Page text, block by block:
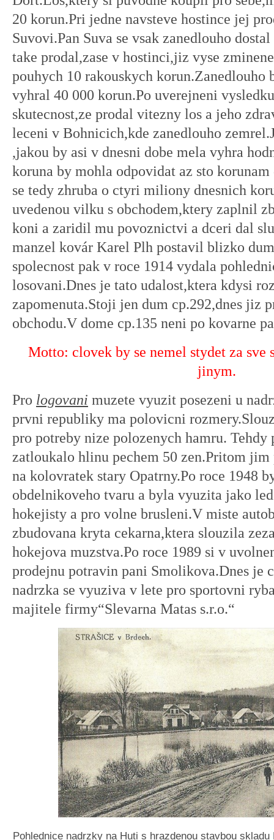
20 korun.Pri jedne navsteve hostince jej
Suvovi.Pan Suva se vsak zanedlouho
take prodal,zase v hostinci,jiz vyse
pouhych 10 rakouskych
vyhral 40 000 korun.Po uverejneni
skutecnost,ze prodal vitezny los a jeho
leceni v Bohnicich,kde zanedlouho
,jakou by asi v dnesni dobe mela vyhra
koruna by mohla odpovidat az sto korunam
se tedy zhruba o ctyri miliony dnesnich
uvedenou vilku s obchodem,ktery zaplnil
koni a zaridil mu povoznictvi a dceri dal
manzel kovár Karel Plh postavil blizko
spolecnost pak v roce 1914 vydala
losovani.Dnes je tato udalost,ktera kdysi
zapomenuta.Stoji jen dum cp.292,dnes jiz
obchodu.V dome cp.135 neni po kovarne
Motto: clovek by se nemel stydet za sve
jinym.
Pro logovani muzete vyuzit posezeni u
prvni republiky ma polovicni
pro potreby nize polozenych hamru. Tehdy
zatloukalo hlinu pechem 50 zen.Pritom
na kolovratek stary Opatrny.Po roce 1948
obdelnikoveho tvaru a byla vyuzita jako
hokejisty a pro volne brusleni.V miste
zbudovana kryta cekarna,ktera slouzila
hokejova muzstva.Po roce 1989 si v
prodejnu potravin pani Smolikova.Dnes je
nadrzka se vyuziva v lete pro sportovni
majitele firmy“Slevarna Matas s.r.o.“
Pohlednice nadrzky na Huti s hrazdenou stavbou